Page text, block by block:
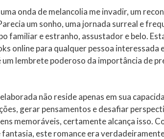
onda de melancolia me invadir, um
um sonho, uma jornada surreal e
familiar e estranho, assustador e belo.
online para qualquer pessoa
lembrete poderoso da importância de
não reside apenas em sua
gerar pensamentos e desafiar
memoráveis, certamente alcança isso.
este romance era